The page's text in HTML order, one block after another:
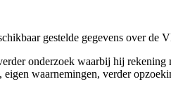
gestelde gegevens over de
onderzoek waarbij hij rekening
waarnemingen, verder